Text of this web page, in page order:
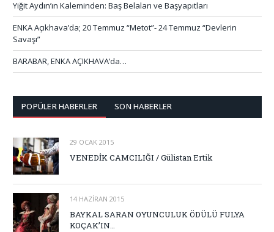
Yiğit Aydın’ın Kaleminden: Baş Belaları ve Başyapıtları
ENKA Açıkhava’da; 20 Temmuz “Metot”- 24 Temmuz “Devlerin
Savaşı”
BARABAR, ENKA AÇIKHAVA’da…
POPÜLER HABERLER SON HABERLER
29 OCAK 2015
VENEDİK CAMCILIĞI / Gülistan Ertik
14 HAZIRAN 2015
BAYKAL SARAN OYUNCULUK ÖDÜLÜ FULYA
KOÇAK’IN…